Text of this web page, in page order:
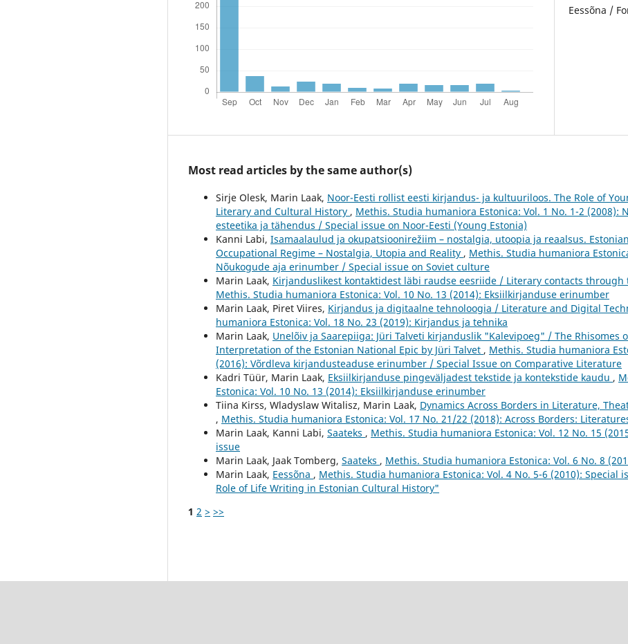
Eessõna /
Most read articles by the same author(s)
Sirje Olesk, Marin Laak, Noor-Eesti rollist eesti kirjandus- ja kultuuriloos. The Role of
Literary and Cultural History , Methis. Studia humaniora Estonica: Vol. 1 No. 1-2 (2008):
esteetika ja tähendus / Special issue on Noor-Eesti (Young Estonia)
Kanni Labi, Isamaalaulud ja okupatsioonirežiim – nostalgia, utoopia ja reaalsus.
Occupational Regime – Nostalgia, Utopia and Reality , Methis. Studia humaniora
Nõukogude aja erinumber / Special issue on Soviet culture
Marin Laak, Kirjanduslikest kontaktidest läbi raudse eesriide / Literary contacts
Methis. Studia humaniora Estonica: Vol. 10 No. 13 (2014): Eksiilkirjanduse erinumber
Marin Laak, Piret Viires, Kirjandus ja digitaalne tehnoloogia / Literature and Digital
humaniora Estonica: Vol. 18 No. 23 (2019): Kirjandus ja tehnika
Marin Laak, Unelõiv ja Saarepiiga: Jüri Talveti kirjanduslik "Kalevipoeg" / The Rhisomes
Interpretation of the Estonian National Epic by Jüri Talvet , Methis. Studia humaniora
(2016): Võrdleva kirjandusteaduse erinumber / Special Issue on Comparative Literature
Kadri Tüür, Marin Laak, Eksiilkirjanduse pingeväljadest tekstide ja kontekstide kaudu ,
Estonica: Vol. 10 No. 13 (2014): Eksiilkirjanduse erinumber
Tiina Kirss, Wladyslaw Witalisz, Marin Laak, Dynamics Across Borders in Literature,
, Methis. Studia humaniora Estonica: Vol. 17 No. 21/22 (2018): Across Borders:
Marin Laak, Kanni Labi, Saateks , Methis. Studia humaniora Estonica: Vol. 12 No. 15
issue
Marin Laak, Jaak Tomberg, Saateks , Methis. Studia humaniora Estonica: Vol. 6 No. 8
Marin Laak, Eessõna , Methis. Studia humaniora Estonica: Vol. 4 No. 5-6 (2010): Special
Role of Life Writing in Estonian Cultural History"
1 2 > >>